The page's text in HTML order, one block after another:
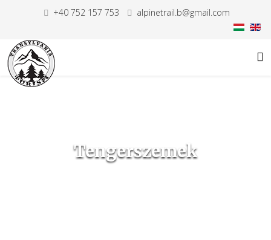
+40 752 157 753 alpinetrail.b@gmail.com
Tengerszemek